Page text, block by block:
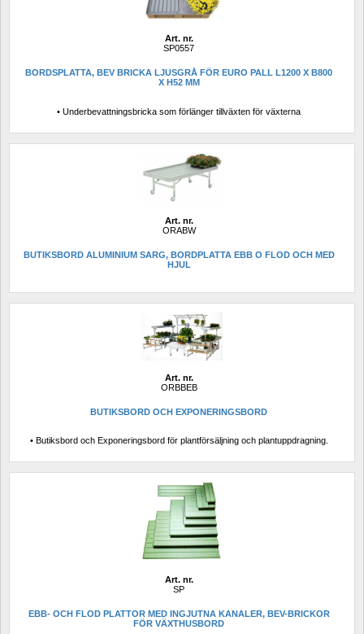
Art. nr.
SP0557
BORDSPLATTA, BEV BRICKA LJUSGRÅ FÖR EURO PALL L1200 X B800
X H52 MM
• Underbevattningsbricka som förlänger tillväxten för växterna
Art. nr.
ORABW
BUTIKSBORD ALUMINIUM SARG, BORDPLATTA EBB O FLOD OCH MED
HJUL
Art. nr.
ORBBEB
BUTIKSBORD OCH EXPONERINGSBORD
• Butiksbord och Exponeringsbord för plantförsäljning och plantuppdragning.
Art. nr.
SP
EBB- OCH FLOD PLATTOR MED INGJUTNA KANALER, BEV-BRICKOR
FÖR VÄXTHUSBORD